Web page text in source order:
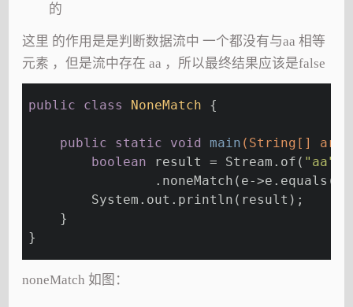
的
这里 的作用是是判断数据流中 一个都没有与aa 相等
元素 ，但是流中存在 aa ，所以最终结果应该是false
public class NoneMatch {
public static void main (String[]
boolean result = Stream.of( "aa"
                .noneMatch(e->e.equals(
        System.out.println(result);
    }
}
noneMatch 如图：